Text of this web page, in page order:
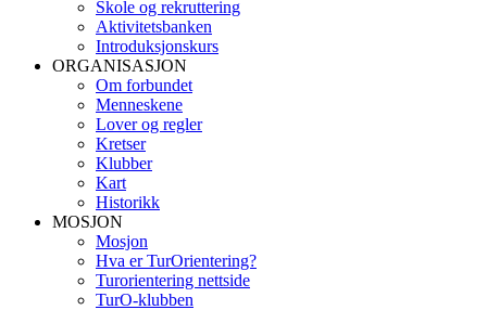
Skole og rekruttering
Aktivitetsbanken
Introduksjonskurs
ORGANISASJON
Om forbundet
Menneskene
Lover og regler
Kretser
Klubber
Kart
Historikk
MOSJON
Mosjon
Hva er TurOrientering?
Turorientering nettside
TurO-klubben